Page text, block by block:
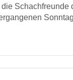
Schachfreunde